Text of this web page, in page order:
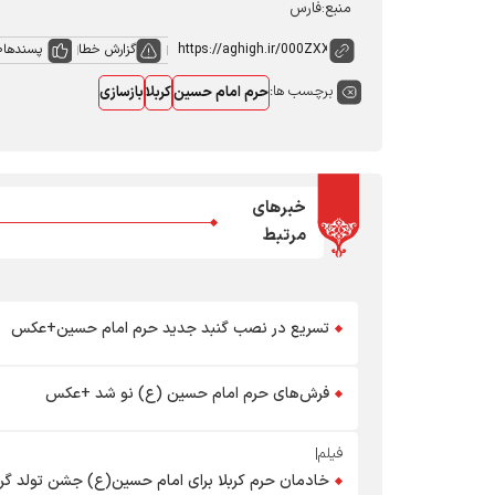
منبع:فارس
گزارش خطا پسندها
برچسب ها:حرم امام حسینکربلابازسازی
خبرهای
مرتبط
تسریع در نصب گنبد جدید حرم امام حسین+عکس
فرش‌های حرم امام حسین (ع) نو شد +عکس
فیلم|
خادمان حرم کربلا برای امام حسین(ع) جشن تولد